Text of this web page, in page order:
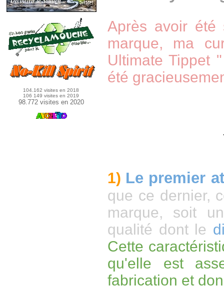
104.162 visites en 2018
106 149 visites en 2019
98.772 visites en 2020
Après avoir
marque, ma
Ultimate Tippet
été
1) Le premier
que ce dernier,
marque, soit
qualité dont le
Cette
qu'elle est
fabrication et